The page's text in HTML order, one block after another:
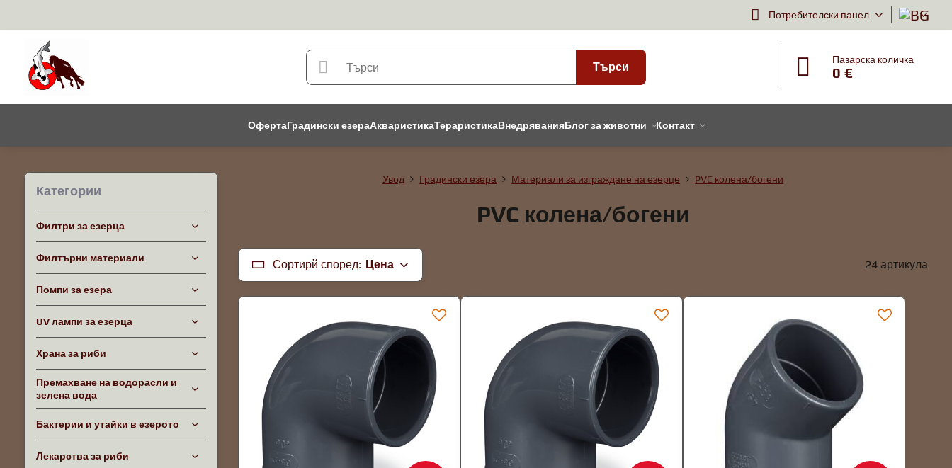
Потребителски панел
Търси
Пазарска количка
0 €
ОфертаГрадински езераАкваристикаТераристикаВнедряванияБлог за животни Контакт
Увод Градински езера Материали за изграждане на езерце PVC колена/богени
PVC колена/богени
Сортирй според: Цена 24 артикула
Категории
Филтри за езерца
Филтърни материали
Помпи за езера
UV лампи за езерца
Храна за риби
Премахване на водорасли и
зелена вода
Бактерии и утайки в езерото
Лекарства за риби